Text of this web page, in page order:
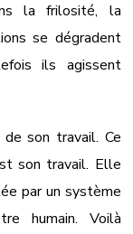
la frilosité, la
se dégradent
ils agissent
de son travail. Ce
son travail. Elle
par un système
humain. Voilà